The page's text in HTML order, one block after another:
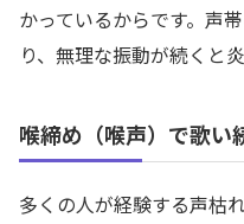
かっているからです。声
り、無理な振動が続くと
喉締め（喉声）で歌い
多くの人が経験する声枯